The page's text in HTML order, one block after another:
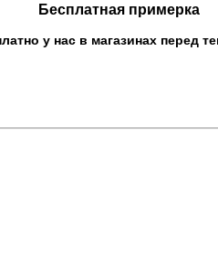
Бесплатная примерка
у нас в магазинах перед